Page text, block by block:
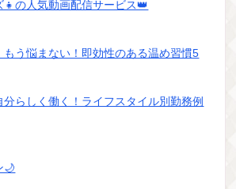
の人気動画配信サービス👑
もう悩まない！即効性のある温め習慣5
らしく働く！ライフスタイル別勤務例
🌙